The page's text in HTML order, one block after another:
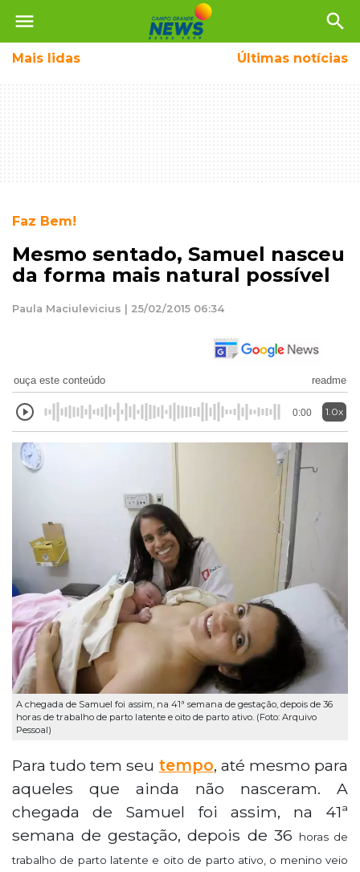
menu search
Mais lidas Últimas notícias
Faz Bem!
Mesmo sentado, Samuel nasceu
da forma mais natural possível
Paula Maciulevicius | 25/02/2015 06:34
ouça este conteúdo readme
0:00 1.0x
A chegada de Samuel foi assim, na 41ª semana de gestação, depois de 36
horas de trabalho de parto latente e oito de parto ativo. (Foto: Arquivo
Pessoal)
Para tudo tem seu tempo, até mesmo para
aqueles que ainda não nasceram. A
chegada de Samuel foi assim, na 41ª
semana de gestação, depois de 36
horas de
trabalho de parto latente e oito de parto ativo, o menino veio